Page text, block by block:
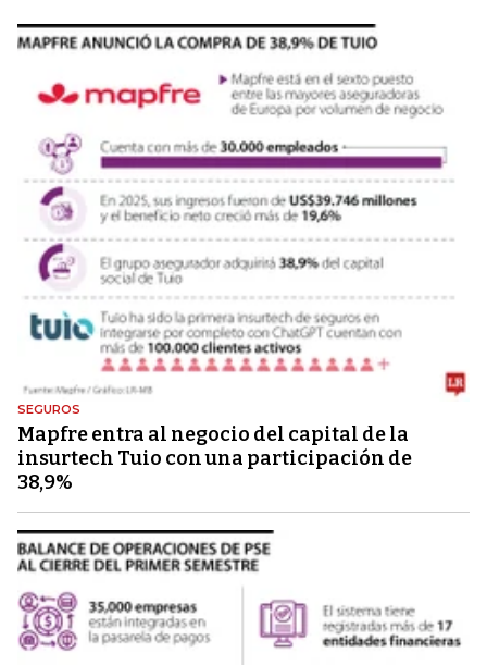
SEGUROS
Mapfre entra al negocio del capital de la
insurtech Tuio con una participación de
38,9%